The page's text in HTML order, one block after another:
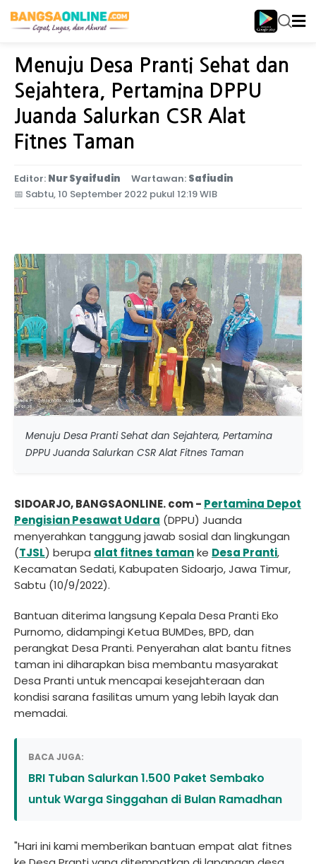
Home Jawa Timur
Menuju Desa Pranti Sehat dan
Sejahtera, Pertamina DPPU
Juanda Salurkan CSR Alat
Fitnes Taman
Editor: Nur Syaifudin Wartawan: Safiudin
📅 Sabtu, 10 September 2022 pukul 12:19 WIB
Menuju Desa Pranti Sehat dan Sejahtera, Pertamina
DPPU Juanda Salurkan CSR Alat Fitnes Taman
SIDOARJO, BANGSAONLINE. com - Pertamina Depot
Pengisian Pesawat Udara (DPPU) Juanda
menyerahkan tanggung jawab sosial dan lingkungan
(TJSL) berupa alat fitnes tamanke Desa Pranti,
Kecamatan Sedati, Kabupaten Sidoarjo, Jawa Timur,
Sabtu (10/9/2022).
Bantuan diterima langsung Kepala Desa Pranti Eko
Purnomo, didampingi Ketua BUMDes, BPD, dan
perangkat Desa Pranti. Penyerahan alat bantu fitnes
taman ini diharapkan bisa membantu masyarakat
Desa Pranti untuk mencapai kesejahteraan dan
kondisi sarana fasilitas umum yang lebih layak dan
memadai.
BACA JUGA:
BRI Tuban Salurkan 1.500 Paket Sembako
untuk Warga Singgahan di Bulan Ramadhan
"Hari ini kami memberikan bantuan empat alat fitnes